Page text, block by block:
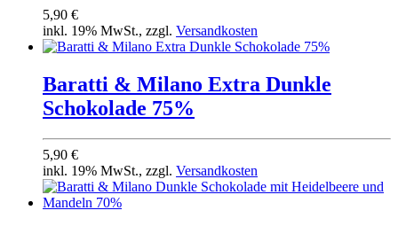
5,90 €
inkl. 19% MwSt., zzgl. Versandkosten
Baratti & Milano Extra Dunkle
Schokolade 75%
5,90 €
inkl. 19% MwSt., zzgl. Versandkosten